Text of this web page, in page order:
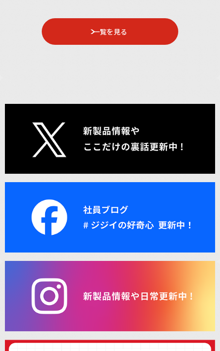
一覧を見る